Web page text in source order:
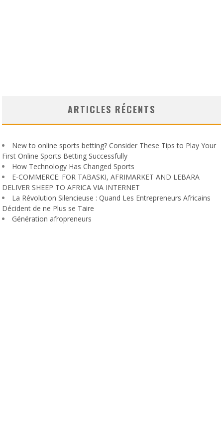
ARTICLES RÉCENTS
New to online sports betting? Consider These Tips to Play Your
First Online Sports Betting Successfully
How Technology Has Changed Sports
E-COMMERCE: FOR TABASKI, AFRIMARKET AND LEBARA
DELIVER SHEEP TO AFRICA VIA INTERNET
La Révolution Silencieuse : Quand Les Entrepreneurs Africains
Décident de ne Plus se Taire
Génération afropreneurs